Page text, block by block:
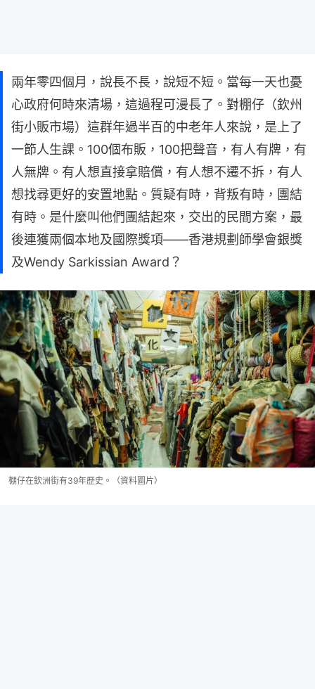
兩年零四個月，說長不長，說短不短。當每一天也憂
心政府何時來清場，這過程可漫長了。對棚仔（欽州
街小販市場）這群年過半百的中老年人來說，是上了
一節人生課。100個布販，100把聲音，有人有牌，有
人無牌。有人想直接拿賠償，有人想不遷不拆，有人
想找尋更好的安置地點。質疑有時，背叛有時，團結
有時。是什麼叫他們團結起來，交出的民間方案，最
後連獲兩個本地及國際獎項——香港規劃師學會銀獎
及Wendy Sarkissian Award？
棚仔在欽洲街有39年歷史。（資料圖片）